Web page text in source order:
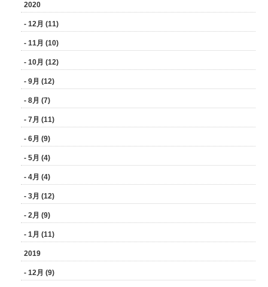
2020
- 12月 (11)
- 11月 (10)
- 10月 (12)
- 9月 (12)
- 8月 (7)
- 7月 (11)
- 6月 (9)
- 5月 (4)
- 4月 (4)
- 3月 (12)
- 2月 (9)
- 1月 (11)
2019
- 12月 (9)